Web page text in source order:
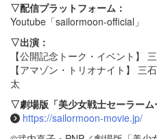
▽配信プラットフォーム：
Youtube「sailormoon-official」
▽出演：
【公開記念トーク・イベント】
【アマゾン・トリオナイト】 三
太
▽劇場版「美少女戦士セーラー
https://sailormoon-movie.jp/